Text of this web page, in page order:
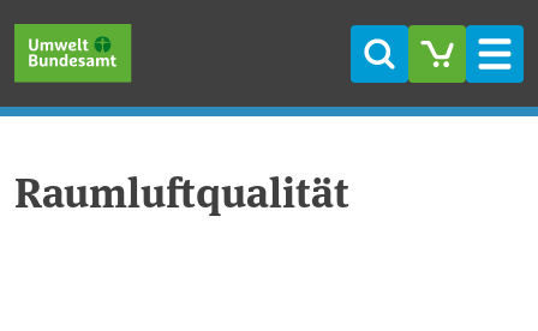
Suche
Raumluftqualität